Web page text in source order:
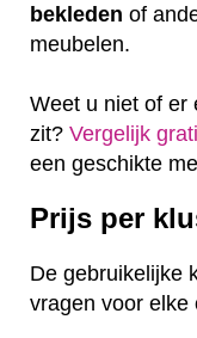
bekleden of
meubelen.
Weet u niet of er
zit? Vergelijk
een geschikte
Prijs per
De gebruikelijke
vragen voor elke